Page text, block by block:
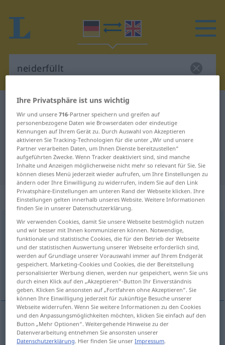
Deutsch-Englisch Wörterbuch
Deutsch-Englisch Übersetzung für
"neiderfüllt"
"neiderfüllt" Englisch Übersetzung
„neiderfüllt“: Adjektiv
neiderfülltadj
Übersicht aller Übersetzungen
(Für mehr Details die Übersetzung anklicken/antippen)
envious, jealous, filled with envy
filled withenvy(odjealousy) neiderfüllt Blick etc
Ihre Privatsphäre ist uns wichtig
Wir und unsere716-Partner speichern und greifen auf
personenbezogene Daten wie Browserdaten oder eindeutige
Kennungen auf Ihrem Gerät zu. Durch Auswahl von Akzeptieren
aktivieren Sie Tracking-Technologien für die unter „Wir und unsere
Partner verarbeiten Daten, um Ihnen Dienste bereitzustellen“
aufgeführten Zwecke. Wenn Tracker deaktiviert sind, sind manche
Inhalte und Anzeigen möglicherweise nicht mehr so relevant für Sie. Sie
können dieses Menü jederzeit wieder aufrufen, um Ihre Einstellungen zu
ändern oder Ihre Einwilligung zu widerrufen, indem Sie auf den Link
Privatsphäre-Einstellungen am unteren Rand der Webseite klicken. Ihre
Einstellungen gelten innerhalb unseres Website. Weitere Informationen
finden Sie in unserer Datenschutzerklärung.
Wir verwenden Cookies, damit Sie unsere Webseite bestmöglich nutzen
und wir besser mit Ihnen kommunizieren können. Notwendige,
funktionale und statistische Cookies, die für den Betrieb der Webseite
und der statistischen Auswertung unserer Webseite erforderlich sind,
werden auf Grundlage unserer Vorauswahl immer auf Ihrem Endgerät
gespeichert. Marketing-Cookies und Cookies, die der Bereitstellung
personalisierter Werbung dienen, werden nur gespeichert, wenn Sie uns
durch einen Klick auf den „Akzeptieren“-Button Ihr Einverständnis
geben. Klicken Sie ansonsten auf „Fortfahren ohne Akzeptieren“. Sie
können Ihre Einwilligung jederzeit für zukünftige Besuche unserer
Webseite widerrufen. Wenn Sie weitere Informationen zu den Cookies
und den Anpassungsmöglichkeiten möchten, klicken Sie einfach auf den
Button „Mehr Optionen“. Weitergehende Hinweise zu der
Datenverarbeitung entnehmen Sie ansonsten unserer
Datenschutzerklärung. Hier finden Sie unserImpressum.